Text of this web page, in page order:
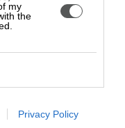
my
the
Privacy Policy
a
hyblyg